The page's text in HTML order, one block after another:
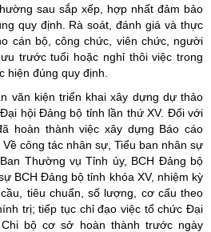
sau sắp xếp, hợp nhất đảm bảo
quy định. Rà soát, đánh giá và thực
cán bộ, công chức, viên chức, người
trước tuổi hoặc nghỉ thôi việc trong
hiện đúng quy định.
văn kiện triển khai xây dựng dự thảo
hội Đảng bộ tỉnh lần thứ XV. Đối với
hoàn thành việc xây dựng Báo cáo
công tác nhân sự, Tiểu ban nhân sự
Thường vụ Tỉnh ủy, BCH Đảng bộ
BCH Đảng bộ tỉnh khóa XV, nhiệm kỳ
tiêu chuẩn, số lượng, cơ cấu theo
trị; tiếp tục chỉ đạo việc tổ chức Đại
bộ cơ sở hoàn thành trước ngày